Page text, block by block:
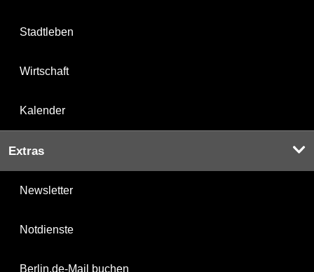
Stadtleben
Wirtschaft
Kalender
Extras
Newsletter
Notdienste
Berlin.de-Mail buchen